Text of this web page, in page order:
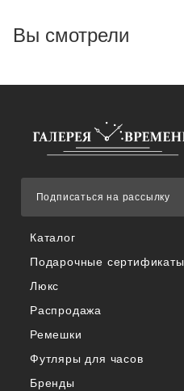
Вы смотрели
Каталог
Подарочные сертификаты
Люкс
Распродажа
Ремешки
Футляры для часов
Бренды
Подписаться на рассылку